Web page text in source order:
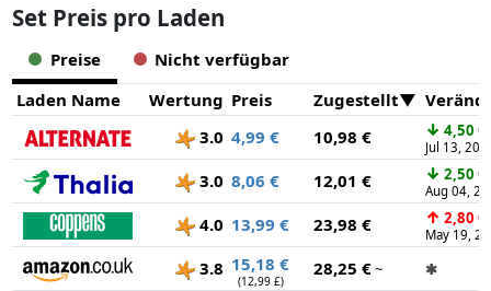
Set Preis pro Laden
Preise
Nicht verfügbar
Laden Name
Wertung Preis Zugestellt
3.0 4,99 € 10,98 € ↓ 4,50 €
Jul 13,
3.0 8,06 € 12,01 € ↓ 2,50 €
Aug 04,
4.0 13,99 € 23,98 € ↑ 2,80 €
May 19,
3.8 15,18 €
(12,99 £)
28,25 €~ ✱